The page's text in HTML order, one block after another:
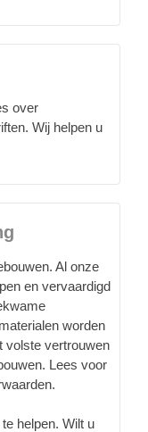
over
Wij helpen u
Al onze
en vervaardigd
worden
volste vertrouwen
Lees voor
helpen. Wilt u